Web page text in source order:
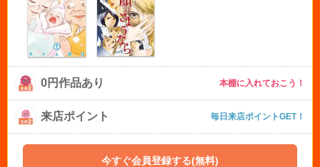
0円作品あり 本棚に入れておこう！
来店ポイント 毎日来店ポイントGET！
今すぐ会員登録する(無料)